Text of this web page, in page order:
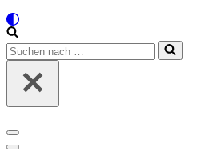
Suchen
nach …
Navigations-
Menü
Navigations-